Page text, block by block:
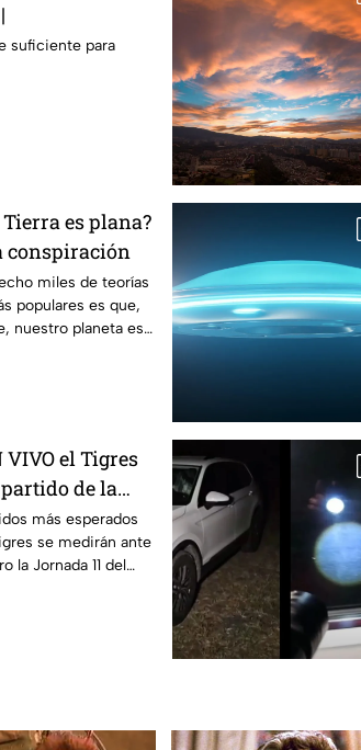
suficiente para
es plana?
conspiración
miles de teorías
populares es que,
nuestro planeta es
el Tigres
de la
más esperados
se medirán ante
la Jornada 11 del
MX